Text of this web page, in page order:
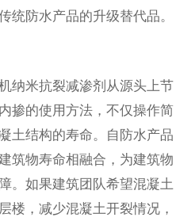
统防水产品的升级替代品。
纳米抗裂减渗剂从源头上节
掺的使用方法，不仅操作简
土结构的寿命。自防水产品
筑物寿命相融合，为建筑物
。如果建筑团队希望混凝土
楼，减少混凝土开裂情况，